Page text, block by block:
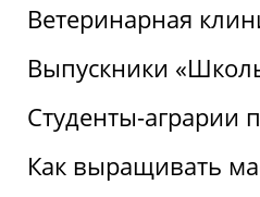
Ветеринарная
Выпускники
Студенты-аграрии
Как выращивать